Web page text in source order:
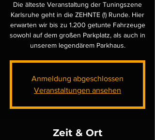
Die älteste Veranstaltung der Tuningszene
Karlsruhe geht in die ZEHNTE (!) Runde. Hier
erwarten wir bis zu 1.200 getunte Fahrzeuge
sowohl auf dem großen Parkplatz, als auch in
unserem legendärem Parkhaus.
Anmeldung abgeschlossen
Veranstaltungen ansehen
Zeit & Ort